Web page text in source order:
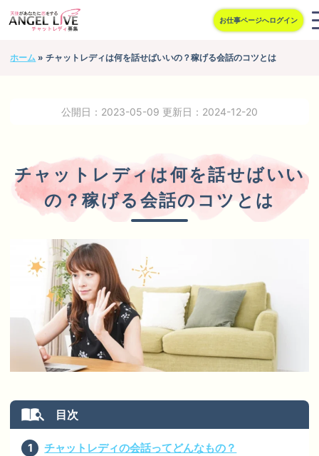
お仕事ページへログイン
メニュー
お仕事内容
応募資格
よくある質問集
トピックス
お問合せ
通勤応募 在宅登録
関連サイト
代理店・エージェント
ホーム »チャットレディは何を話せばいいの？稼げる会話のコツとは
公開日：2023-05-09 更新日：2024-12-20
チャットレディは何を話せばいい
の？稼げる会話のコツとは
チャットレディの会話ってどんなもの？